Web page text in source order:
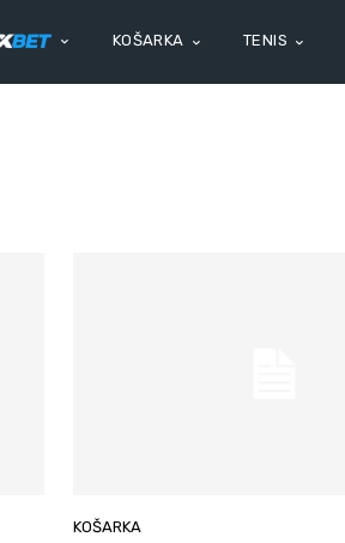
KOŠARKA TENIS
KOŠARKA